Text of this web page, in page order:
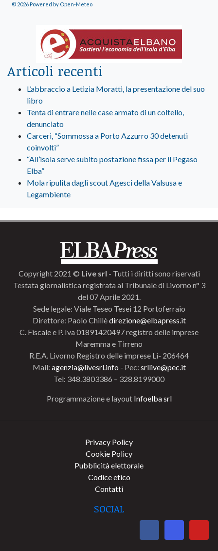
© 2026 Powered by Open-Meteo
Articoli recenti
L’abbraccio a Letizia Moratti, la presentazione del suo
libro
Tenta di entrare nelle case armato di un coltello,
denunciato
Carceri, “Sommossa a Porto Azzurro 30 detenuti
coinvolti”
“All’isola serve subito postazione fissa per il Pegaso
Elba”
Mola ripulita dagli scout Agesci della Valsusa e
Legambiente
Copyright 2021 © Live srl - Tutti i diritti sono riservati
Testata giornalistica registrata al Tribunale di Livorno n° 3
del 07 Aprile 2021.
Sede legale: Viale Teseo Tesei 12 Portoferraio
Direttore: Paolo Chillèdirezione@elbapress.it
C. Fiscale e P. Iva 01891420497 registro delle imprese
Maremma e Tirreno
R.E.A. Livorno Registro delle imprese Li- 206464
Mail: agenzia@livesrl.info - Pec: srllive@pec.it
Tel: 348.3803386 – 328.8199000
Programmazione e layout Infoelba srl
Privacy Policy
Cookie Policy
Pubblicità elettorale
Codice etico
Contatti
SOCIAL